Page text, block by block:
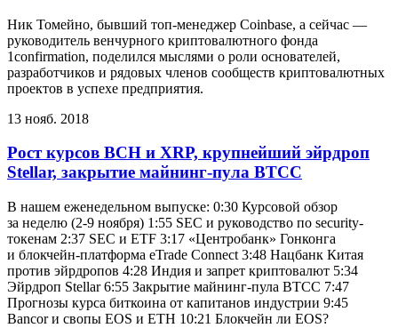
Ник Томейно, бывший топ-менеджер Coinbase, а сейчас —
руководитель венчурного криптовалютного фонда
1confirmation, поделился мыслями о роли основателей,
разработчиков и рядовых членов сообществ криптовалютных
проектов в успехе предприятия.
13 нояб. 2018
Рост курсов BCH и XRP, крупнейший эйрдроп
Stellar, закрытие майнинг-пула BTCC
В нашем еженедельном выпуске: 0:30 Курсовой обзор
за неделю (2-9 ноября) 1:55 SEC и руководство по security-
токенам 2:37 SEC и ETF 3:17 «Центробанк» Гонконга
и блокчейн-платформа eTrade Connect 3:48 Нацбанк Китая
против эйрдропов 4:28 Индия и запрет криптовалют 5:34
Эйрдроп Stellar 6:55 Закрытие майнинг-пула BTCC 7:47
Прогнозы курса биткоина от капитанов индустрии 9:45
Bancor и свопы EOS и ETH 10:21 Блокчейн ли EOS?